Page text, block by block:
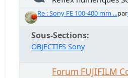
Re : Sony FE 100-400 mm ...par
Sous-Sections
OBJECTIFS Sony
Forum FUJIFILM